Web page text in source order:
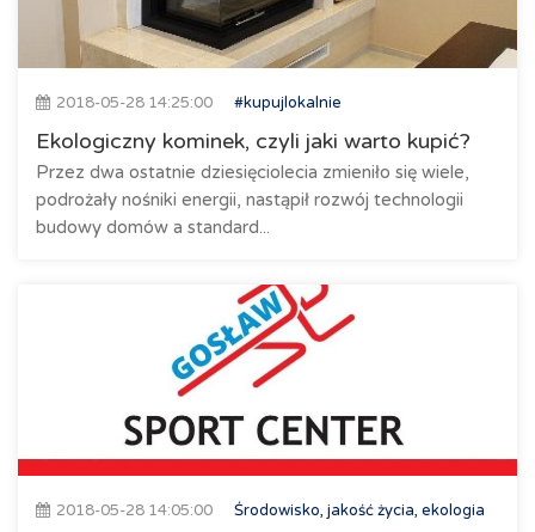
2018-05-28 14:25:00 #kupujlokalnie
Ekologiczny kominek, czyli jaki warto kupić?
Przez dwa ostatnie dziesięciolecia zmieniło się wiele,
podrożały nośniki energii, nastąpił rozwój technologii
budowy domów a standard...
2018-05-28 14:05:00
Środowisko, jakość życia, ekologia